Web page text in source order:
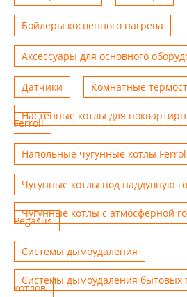
Бойлеры косвенного нагрева
Аксессуары для основного
Датчики Комнатные
Настенные котлы для
Ferroli
Напольные чугунные котлы
Чугунные котлы под наддувную
Чугунные котлы с атмосферной
Pegasus
Системы дымоудаления
Системы дымоудаления бытовых
котлов